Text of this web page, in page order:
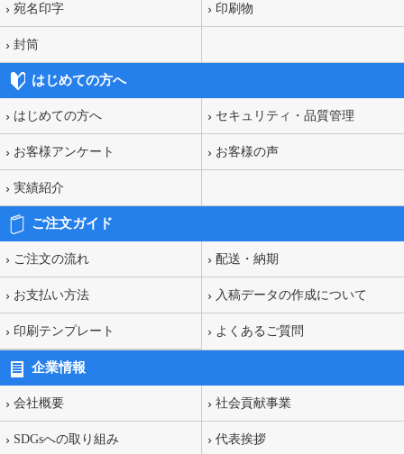
宛名印字 印刷物
封筒
はじめての方へ
はじめての方へ セキュリティ・品質管理
お客様アンケート お客様の声
実績紹介
ご注文ガイド
ご注文の流れ 配送・納期
お支払い方法 入稿データの作成について
印刷テンプレート よくあるご質問
企業情報
会社概要 社会貢献事業
SDGsへの取り組み 代表挨拶